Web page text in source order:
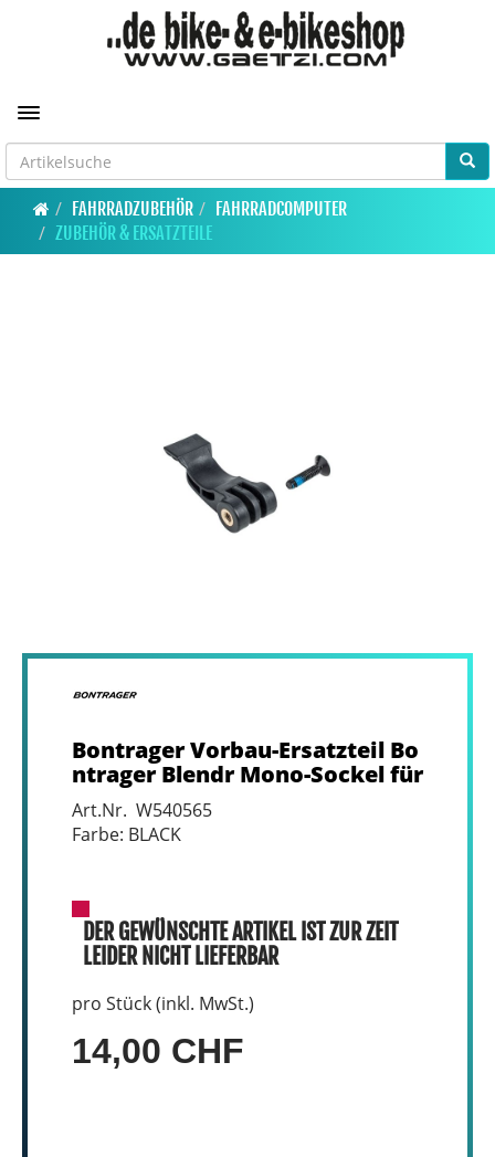
Toggle navigation
FAHRRADZUBEHÖR
FAHRRADCOMPUTER
ZUBEHÖR & ERSATZTEILE
Bontrager Vorbau-Ersatzteil Bo
ntrager Blendr Mono-Sockel für
Art.Nr. W540565
Farbe: BLACK
DER GEWÜNSCHTE ARTIKEL IST ZUR ZEIT
LEIDER NICHT LIEFERBAR
pro Stück (inkl. MwSt.)
14,00 CHF